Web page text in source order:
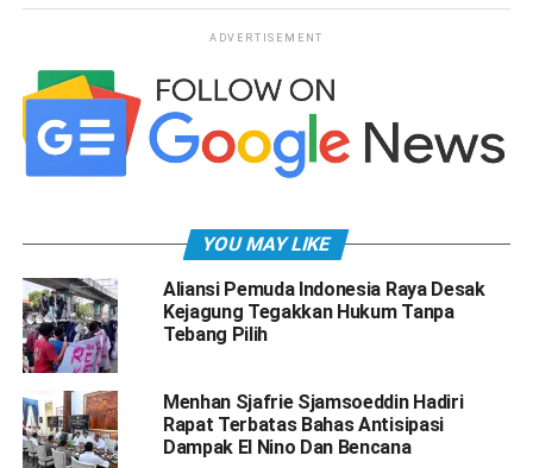
ADVERTISEMENT
YOU MAY LIKE
Aliansi Pemuda Indonesia Raya Desak
Kejagung Tegakkan Hukum Tanpa
Tebang Pilih
Menhan Sjafrie Sjamsoeddin Hadiri
Rapat Terbatas Bahas Antisipasi
Dampak El Nino Dan Bencana